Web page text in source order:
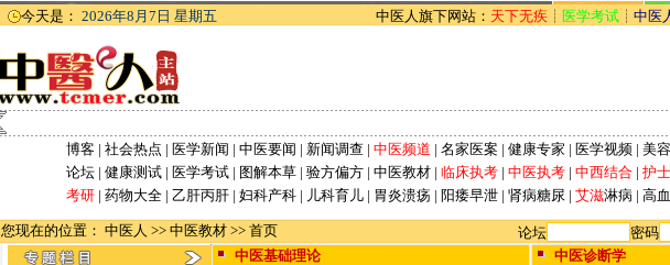
今天是： 2026年8月7日 星期五 中医人旗下网站： 天下无疾 ┊ 医学考试 ┊ 中医
博客 | 社会热点 | 医学新闻 | 中医要闻 | 新闻调查 | 中医频道 | 名家医案| 健康专家 | 医学视频| 美
论坛 | 健康测试 | 医学考试| 图解本草| 验方偏方| 中医教材| 临床执考| 中医执考| 中西结合 | 护士
考研 | 药物大全| 乙肝丙肝 | 妇科产科| 儿科育儿| 胃炎溃疡 | 阳痿早泄| 肾病糖尿| 艾滋淋病 | 高
您现在的位置： 中医人 >> 中医教材>> 首页 论坛 密码
中医基础理论
中医诊断学